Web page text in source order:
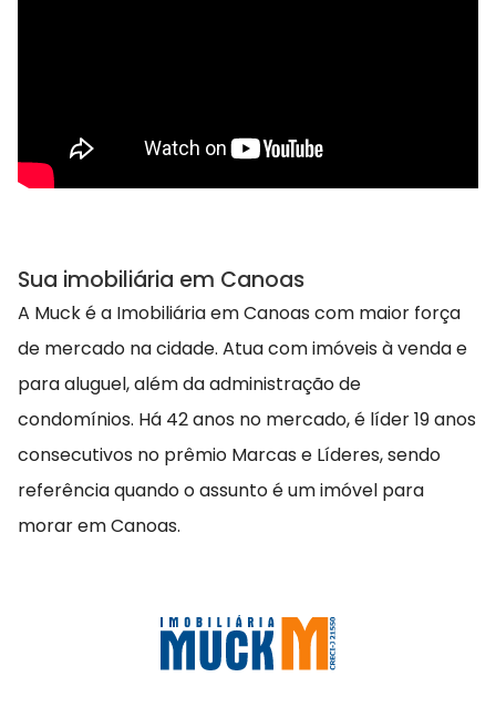
Sua imobiliária em Canoas
A Muck é a Imobiliária em Canoas com maior força
de mercado na cidade. Atua com imóveis à venda e
para aluguel, além da administração de
condomínios. Há 42 anos no mercado, é líder 19 anos
consecutivos no prêmio Marcas e Líderes, sendo
referência quando o assunto é um imóvel para
morar em Canoas.